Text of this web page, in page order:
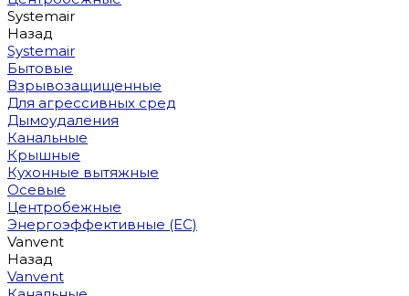
Systemair
Назад
Systemair
Бытовые
Взрывозащищенные
Для агрессивных сред
Дымоудаления
Канальные
Крышные
Кухонные вытяжные
Осевые
Центробежные
Энергоэффективные (EC)
Vanvent
Назад
Vanvent